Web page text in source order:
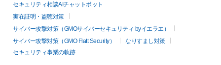
セキュリティ相談AIチャットボット
実在証明・盗聴対策
サイバー攻撃対策（GMOサイバーセキュリティ byイエラエ）
サイバー攻撃対策（GMO Flatt Security）
なりすまし対策
セキュリティ事業の軌跡